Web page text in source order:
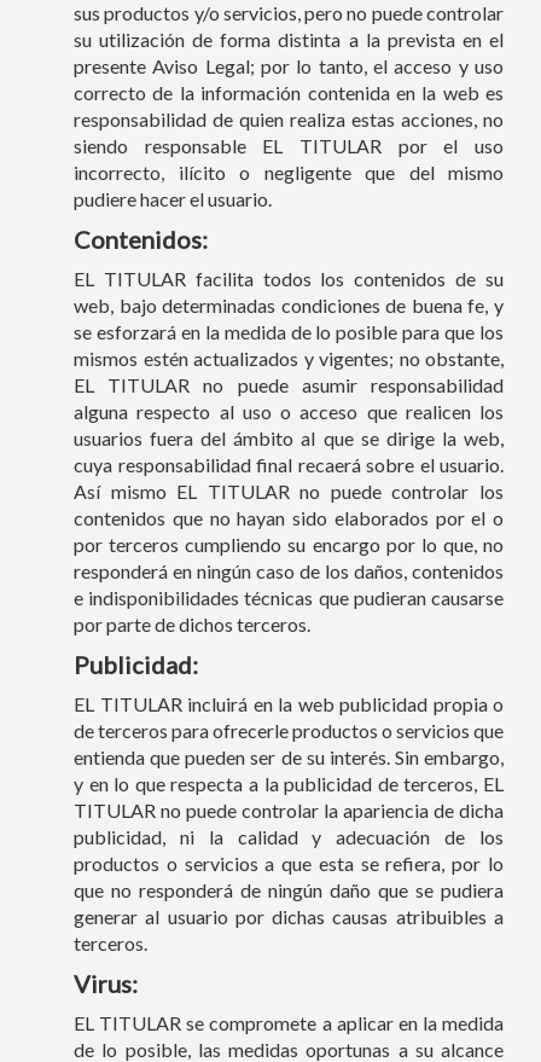
sus productos y/o servicios, pero no puede controlar
su utilización de forma distinta a la prevista en el
presente Aviso Legal; por lo tanto, el acceso y uso
correcto de la información contenida en la web es
responsabilidad de quien realiza estas acciones, no
siendo responsable EL TITULAR por el uso
incorrecto, ilícito o negligente que del mismo
pudiere hacer el usuario.
Contenidos:
EL TITULAR facilita todos los contenidos de su
web, bajo determinadas condiciones de buena fe, y
se esforzará en la medida de lo posible para que los
mismos estén actualizados y vigentes; no obstante,
EL TITULAR no puede asumir responsabilidad
alguna respecto al uso o acceso que realicen los
usuarios fuera del ámbito al que se dirige la web,
cuya responsabilidad final recaerá sobre el usuario.
Así mismo EL TITULAR no puede controlar los
contenidos que no hayan sido elaborados por el o
por terceros cumpliendo su encargo por lo que, no
responderá en ningún caso de los daños, contenidos
e indisponibilidades técnicas que pudieran causarse
por parte de dichos terceros.
Publicidad:
EL TITULAR incluirá en la web publicidad propia o
de terceros para ofrecerle productos o servicios que
entienda que pueden ser de su interés. Sin embargo,
y en lo que respecta a la publicidad de terceros, EL
TITULAR no puede controlar la apariencia de dicha
publicidad, ni la calidad y adecuación de los
productos o servicios a que esta se refiera, por lo
que no responderá de ningún daño que se pudiera
generar al usuario por dichas causas atribuibles a
terceros.
Virus:
EL TITULAR se compromete a aplicar en la medida
de lo posible, las medidas oportunas a su alcance